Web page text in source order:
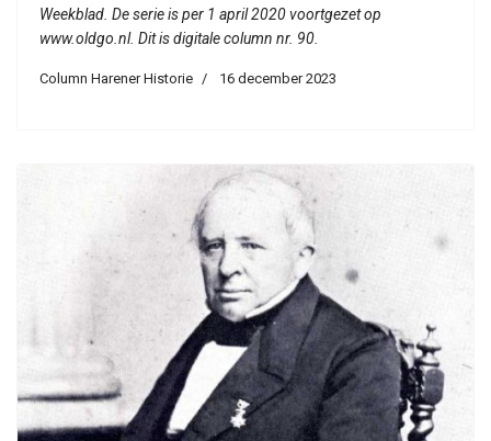
Weekblad. De serie is per 1 april 2020 voortgezet op
www.oldgo.nl. Dit is digitale column nr. 90.
Column Harener Historie 16 december 2023